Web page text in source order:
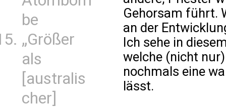
be
„Größer
als
[australis
cher]
Gehorsam führt.
an der
Ich sehe in
welche (nicht
nochmals eine
lässt.